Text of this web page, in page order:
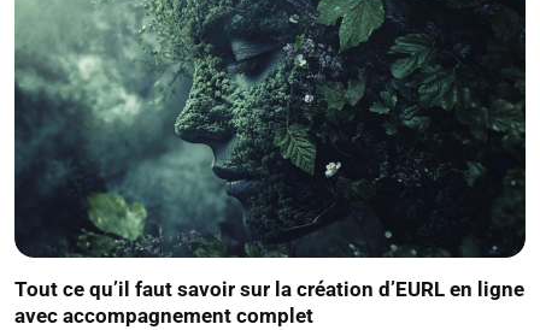
Tout ce qu’il faut savoir sur la création d’EURL en ligne
avec accompagnement complet